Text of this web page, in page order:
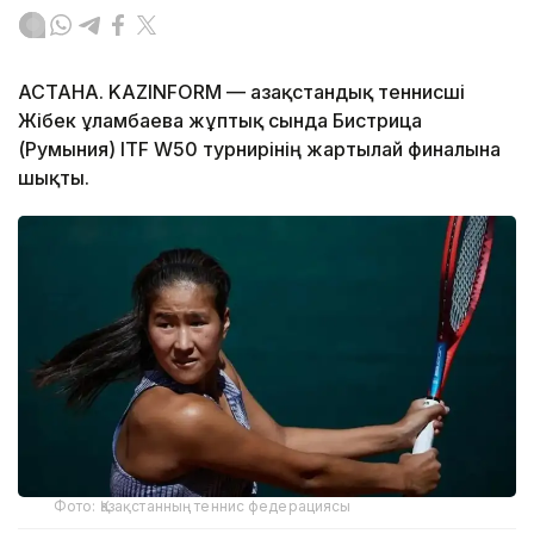
АСТАНА. KAZINFORM — Қазақстандық теннисші
Жібек Құламбаева жұптық сында Бистрица
(Румыния) ITF W50 турнирінің жартылай финалына
шықты.
Фото: Қазақстанның теннис федерациясы